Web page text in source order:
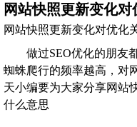
网站快照更新变化
网站快照更新变化对优化
做过SEO优化的朋友
蜘蛛爬行的频率越高，对
天小编要为大家分享网站
什么意思